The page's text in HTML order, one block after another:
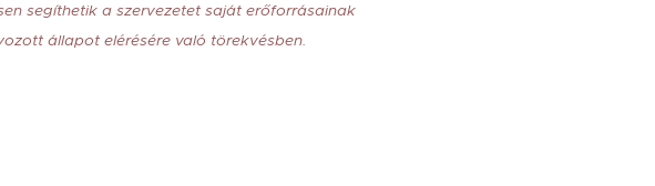
segíthetik a szervezetet saját erőforrásainak
állapot elérésére való törekvésben.